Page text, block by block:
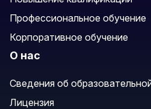
Профессиональное обучение
Корпоративное обучение
О нас
Сведения об
Лицензия